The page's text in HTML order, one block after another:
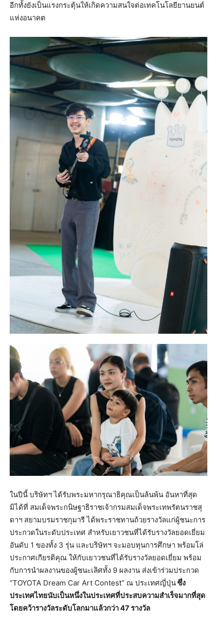
อีกทั้งยังเป็นแรงกระตุ้นให้เกิดความสนใจต่อเทคโนโลยียานยนต์
แห่งอนาคต
ในปีนี้ บริษัทฯ ได้รับพระมหากรุณาธิคุณเป็นล้นพ้น อันหาที่สุด
มิได้ที่ สมเด็จพระกนิษฐาธิราชเจ้ากรมสมเด็จพระเทพรัตนราชสุ
ดาฯ สยามบรมราชกุมารี ได้พระราชทานถ้วยรางวัลแก่ผู้ชนะการ
ประกวดในระดับประเทศ สำหรับเยาวชนที่ได้รับรางวัลยอดเยี่ยม
อันดับ 1 ของทั้ง 3 รุ่น และบริษัทฯ จะมอบทุนการศึกษา พร้อมโล่
ประกาศเกียรติคุณ ให้กับเยาวชนที่ได้รับรางวัลยอดเยี่ยม พร้อม
กับการนำผลงานของผู้ชนะเลิศทั้ง 9 ผลงาน ส่งเข้าร่วมประกวด
“TOYOTA Dream Car Art Contest” ณ ประเทศญี่ปุ่นซึ่ง
ประเทศไทยนับเป็นหนึ่งในประเทศที่ประสบความสำเร็จมากที่สุด
โดยคว้ารางวัลระดับโลกมาแล้วกว่า47 รางวัล